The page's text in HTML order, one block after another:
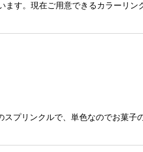
す。現在ご用意できるカラーリ
プリンクルで、単色なのでお菓